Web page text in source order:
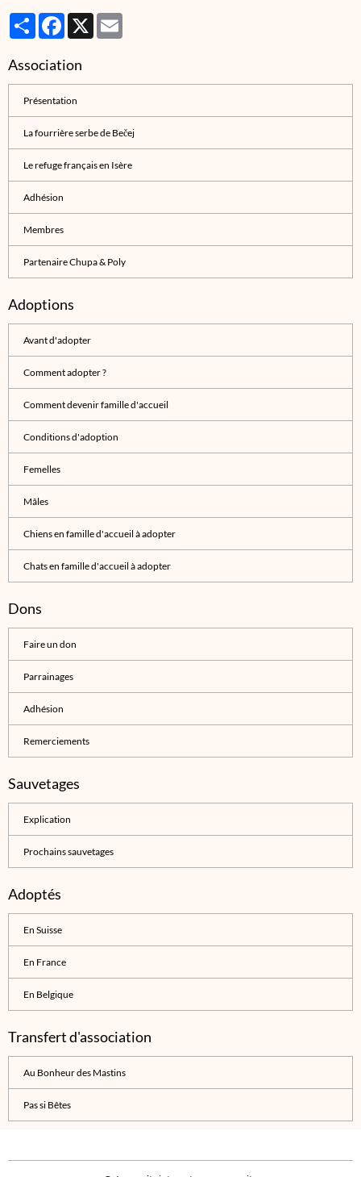
PartagerFacebook
X
Association
Présentation
La fourrière serbe de Bečej
Le refuge français en Isère
Adhésion
Membres
Partenaire Chupa & Poly
Adoptions
Avant d'adopter
Comment adopter ?
Comment devenir famille d'accueil
Conditions d'adoption
Femelles
Mâles
Chiens en famille d'accueil à adopter
Chats en famille d'accueil à adopter
Dons
Faire un don
Parrainages
Adhésion
Remerciements
Sauvetages
Explication
Prochains sauvetages
Adoptés
En Suisse
En France
En Belgique
Transfert d'association
Au Bonheur des Mastins
Pas si Bêtes